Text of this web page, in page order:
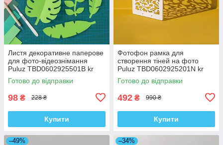
Листя декоративне паперове
для фото-відеознімання
Puluz TBD0602925501B kr
Готово до відправки
98 ₴ 228 ₴
Купити
Фотофон рамка для
створення тіней на фото
Puluz TBD0602925201N kr
Готово до відправки
492 ₴ 990 ₴
Купити
–49% –34%